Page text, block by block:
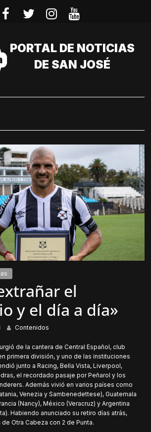
PORTAL DE NOTICIAS
DE SAN JOSÉ
el
y el día a día»
Contenidos
de la cantera de Central Español, club
primera división, y uno de las instituciones
junto a Racing, Bella Vista, Liverpool,
el recordado pasaje por Peñarol y los
Además vivió en varios países como
Venezia y Sambenedettese), Guatemala
(Nancy), México (Veracruz) y Argentina
Habiendo anunciado su retiro días atrás,
de Otra Cabeza con 2 de Punta.